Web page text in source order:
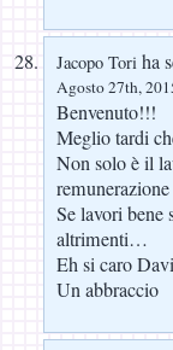
Jacopo Tori ha
Agosto 27th,
Benvenuto!!!
Meglio tardi
Non solo è il
Se lavori bene
altrimenti…
Eh si caro
Un abbraccio